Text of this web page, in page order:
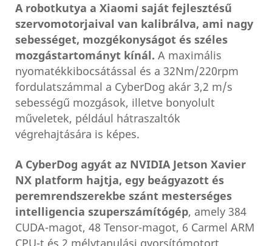
A robotkutya a Xiaomi saját fejlesztésű
szervomotorjaival van kalibrálva, ami nagy
sebességet, mozgékonyságot és széles
mozgástartományt kínál. A maximális
nyomatékkibocsátással és a 32Nm/220rpm
fordulatszámmal a CyberDog akár 3,2 m/s
sebességű mozgások, illetve bonyolult
műveletek, például hátraszaltók
végrehajtására is képes.
A CyberDog agyát az NVIDIA Jetson Xavier
NX platform hajtja, egy beágyazott és
peremrendszerekbe szánt mesterséges
intelligencia szuperszámítógép, amely 384
CUDA-magot, 48 Tensor-magot, 6 Carmel ARM